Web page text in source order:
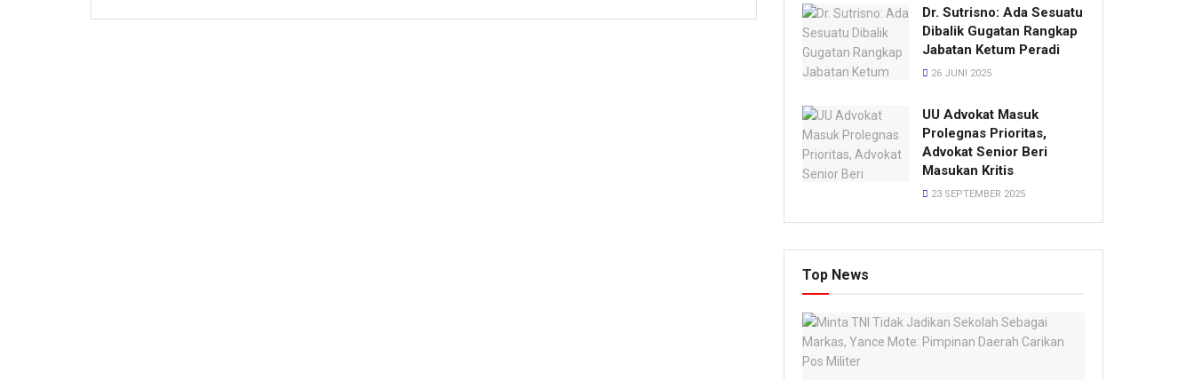
Dr. Sutrisno: Ada Sesuatu
Dibalik Gugatan Rangkap
Jabatan Ketum Peradi
26 JUNI 2025
UU Advokat Masuk
Prolegnas Prioritas,
Advokat Senior Beri
Masukan Kritis
23 SEPTEMBER 2025
Top News